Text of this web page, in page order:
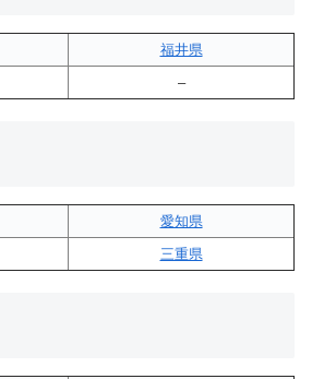
福井県
–
愛知県
三重県